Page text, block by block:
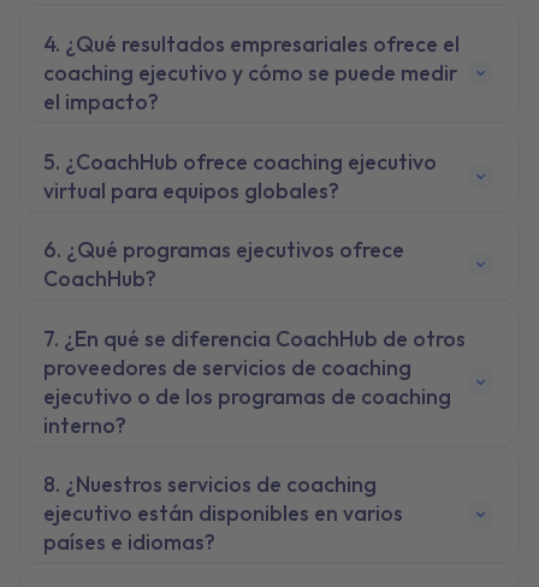
¿Qué resultados empresariales ofrece el
coaching ejecutivo y cómo se puede medir
el impacto?
¿CoachHub ofrece coaching ejecutivo
virtual para equipos globales?
¿Qué programas ejecutivos ofrece
CoachHub?
¿En qué se diferencia CoachHub de otros
proveedores de servicios de coaching
ejecutivo o de los programas de coaching
interno?
¿Nuestros servicios de coaching
ejecutivo están disponibles en varios
países e idiomas?